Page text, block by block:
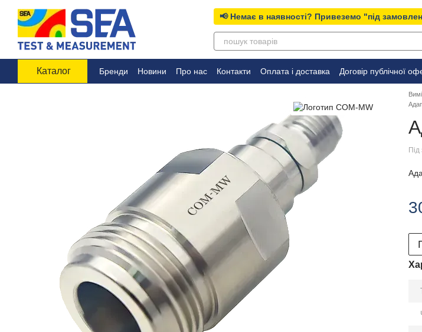
Перейти до основного контенту
📢 Немає в наявності? Привеземо "під
Каталог Бренди Новини Про нас Контакти Оплата і доставка Договір публічної